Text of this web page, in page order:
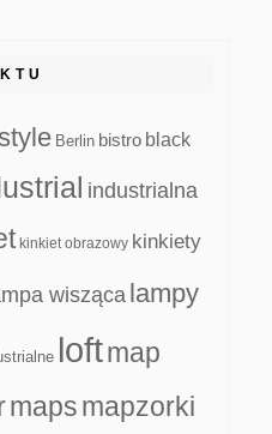
Berlin bistro black
industrialna
kinkiet obrazowy kinkiety
wisząca lampy
loftmap
mapsmapzorki